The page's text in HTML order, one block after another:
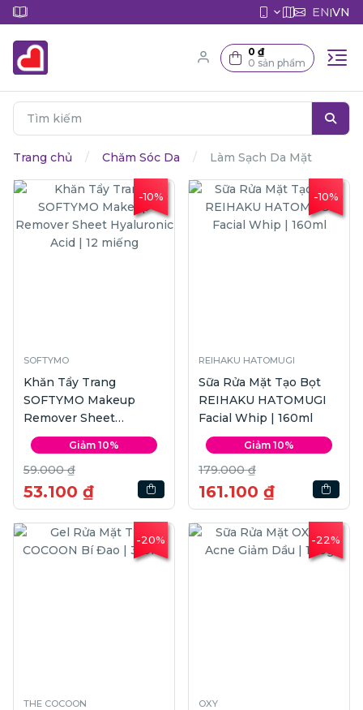
EN|VN
0 ₫
0 sản phẩm
Trang chủ Chăm Sóc Da Làm Sạch Da Mặt
-10%
SOFTYMO
Khăn Tẩy Trang
SOFTYMO Makeup
Remover Sheet
Hyaluronic Acid | 12
miếng
Giảm 10%
59.000 ₫
53.100 ₫
-10%
REIHAKU HATOMUGI
Sữa Rửa Mặt Tạo Bọt
REIHAKU HATOMUGI
Facial Whip | 160ml
Giảm 10%
179.000 ₫
161.100 ₫
-20%
THE COCOON
-22%
OXY